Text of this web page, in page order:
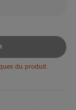
du produit.